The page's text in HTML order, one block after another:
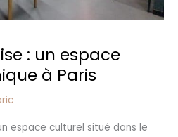
: un espace
à Paris
espace culturel situé dans le